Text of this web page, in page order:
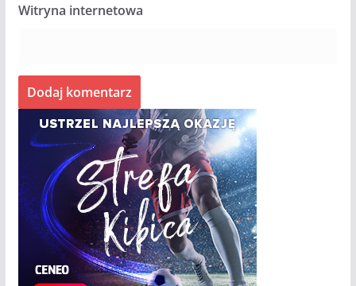
Witryna internetowa